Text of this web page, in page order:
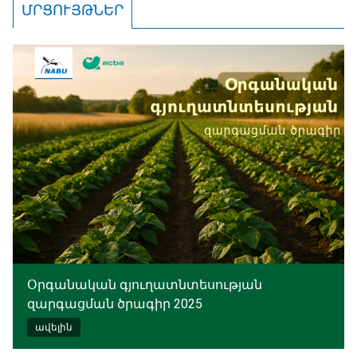
ՄՐՑՈՒՅԹՆԵՐ
Օրգանական գյուղատնտեսության
զարգացման ծրագիր 2025
ավելին